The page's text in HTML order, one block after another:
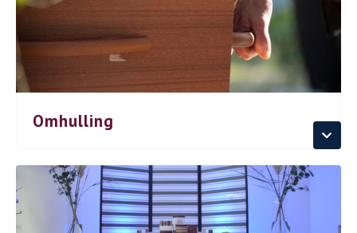
Omhulling